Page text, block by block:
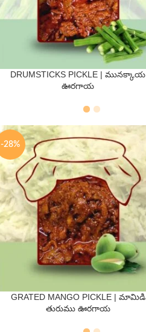
QTY
DRUMSTICKS PICKLE | మునక్కాయ
ఊరగాయ
-28%
QTY
GRATED MANGO PICKLE | మామిడి
తురుము ఊరగాయ